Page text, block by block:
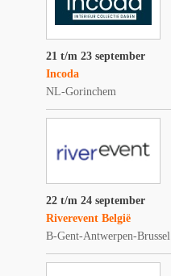
21 t/m 23 september
Incoda
NL-Gorinchem
22 t/m 24 september
Riverevent België
B-Gent-Antwerpen-Brussel